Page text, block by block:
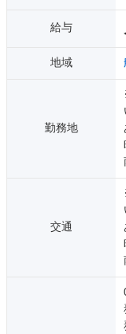
給与
地域
勤務地
交通